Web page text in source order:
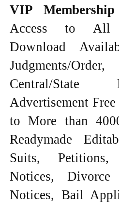
VIP Membership
Access to All
Download
Judgments/
Central/
Advertisement
to More than
Readymade
Suits,
Notices,
Notices, Bail